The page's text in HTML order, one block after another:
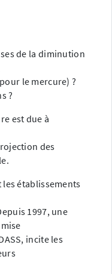
de la diminution
le mercure) ?
?
est due à
des
les établissements
1997, une
incite les